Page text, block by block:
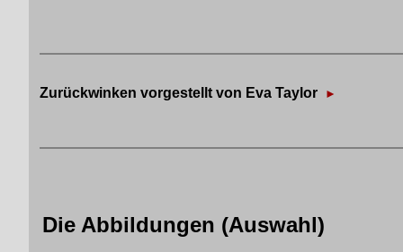
Zurückwinken vorgestellt von Eva Taylor ►
Die Abbildungen (Auswahl)